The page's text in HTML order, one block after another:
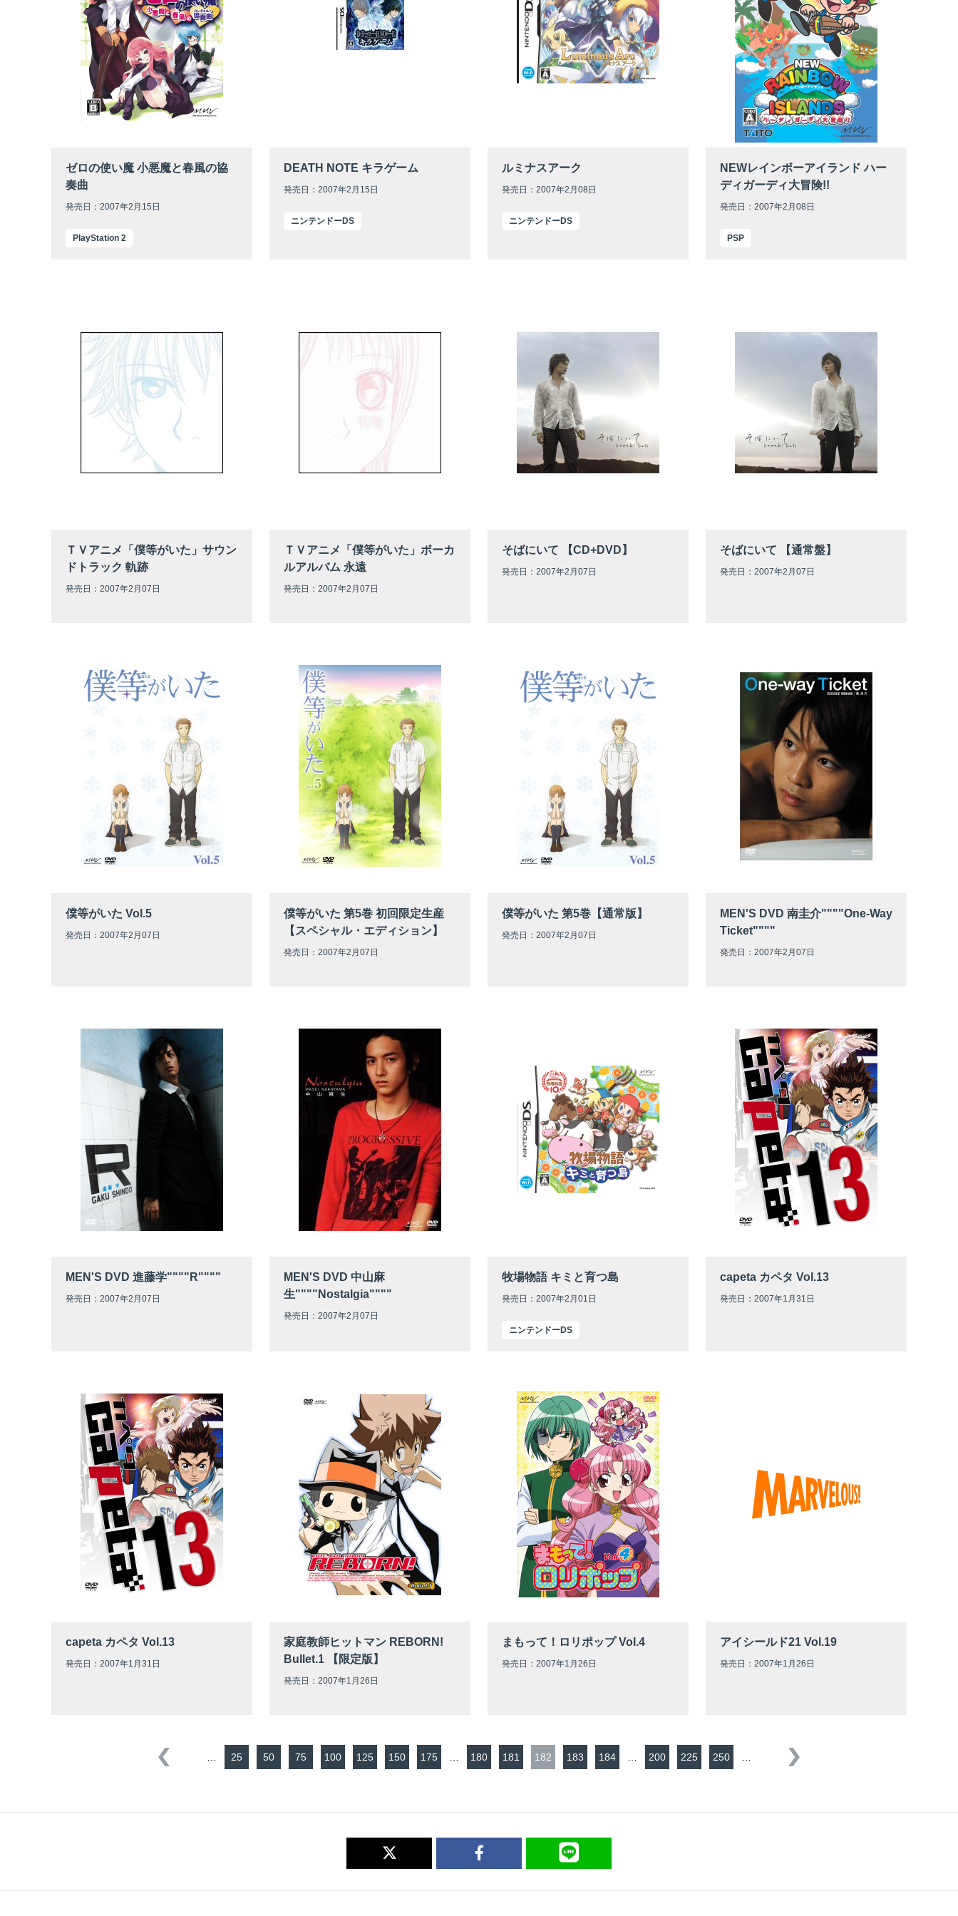
ゼロの使い魔 小悪魔と春風の協
奏曲
発売日：2007年2月15日
PlayStation 2
DEATH NOTE キラゲーム
発売日：2007年2月15日
ニンテンドーDS
ルミナスアーク
発売日：2007年2月08日
ニンテンドーDS
NEWレインボーアイランド ハー
ディガーディ大冒険!!
発売日：2007年2月08日
PSP
ＴＶアニメ「僕等がいた」サウン
ドトラック 軌跡
発売日：2007年2月07日
ＴＶアニメ「僕等がいた」ボーカ
ルアルバム 永遠
発売日：2007年2月07日
そばにいて 【CD+DVD】
発売日：2007年2月07日
そばにいて 【通常盤】
発売日：2007年2月07日
僕等がいた Vol.5
発売日：2007年2月07日
僕等がいた 第5巻 初回限定生産
【スペシャル・エディション】
発売日：2007年2月07日
僕等がいた 第5巻【通常版】
発売日：2007年2月07日
MEN'S DVD 南圭介""""One-Way
Ticket""""
発売日：2007年2月07日
MEN'S DVD 進藤学""""R""""
発売日：2007年2月07日
MEN'S DVD 中山麻
生""""Nostalgia""""
発売日：2007年2月07日
牧場物語 キミと育つ島
発売日：2007年2月01日
ニンテンドーDS
capeta カペタ Vol.13
発売日：2007年1月31日
capeta カペタ Vol.13
発売日：2007年1月31日
家庭教師ヒットマン REBORN!
Bullet.1 【限定版】
発売日：2007年1月26日
まもって！ロリポップ Vol.4
発売日：2007年1月26日
アイシールド21 Vol.19
発売日：2007年1月26日
25 50 75 100 125 150 175 180 181 182 183 184 200 225 250